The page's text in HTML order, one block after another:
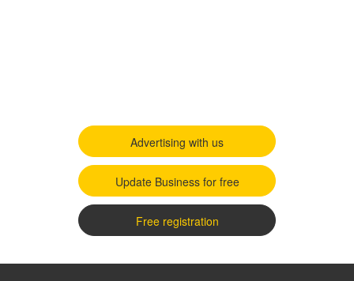
Advertising with us
Update Business for free
Free registration